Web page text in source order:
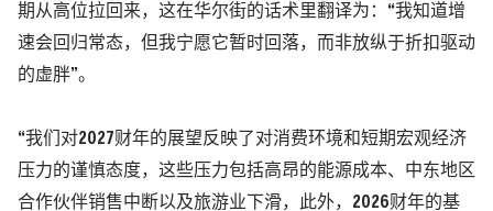
期从高位拉回来，这在华尔街的话术里翻译为：“我知道增
速会回归常态，但我宁愿它暂时回落，而非放纵于折扣驱动
的虚胖”。
“我们对2027财年的展望反映了对消费环境和短期宏观经济
压力的谨慎态度，这些压力包括高昂的能源成本、中东地区
合作伙伴销售中断以及旅游业下滑，此外，2026财年的基